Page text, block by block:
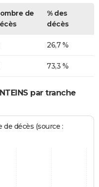
de
% des
décès
26,7 %
73,3 %
par tranche
décès (source :